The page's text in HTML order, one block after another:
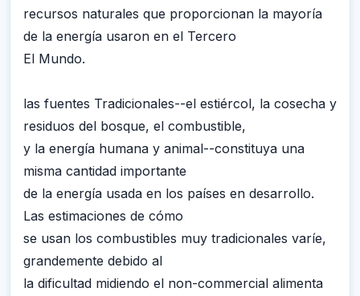
recursos naturales que proporcionan la mayoría
de la energía usaron en el Tercero
El Mundo.
las fuentes Tradicionales--el estiércol, la cosecha y
residuos del bosque, el combustible,
y la energía humana y animal--constituya una
misma cantidad importante
de la energía usada en los países en desarrollo.
Las estimaciones de cómo
se usan los combustibles muy tradicionales varíe,
grandemente debido al
la dificultad midiendo el non-commercial alimenta